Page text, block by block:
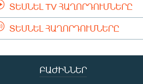
ՏԵՍՆԵԼ TV ՀԱՂՈՐԴՈՒՄՆԵՐԸ
ՏԵՍՆԵԼ ՀԱՂՈՐԴՈՒՄՆԵՐԸ
ԲԱԺԻՆՆԵՐ